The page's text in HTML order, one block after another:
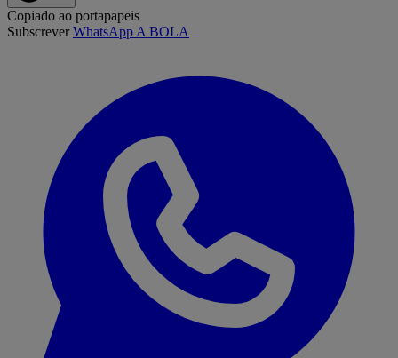
Copiado ao portapapeis
SubscreverWhatsApp A BOLA